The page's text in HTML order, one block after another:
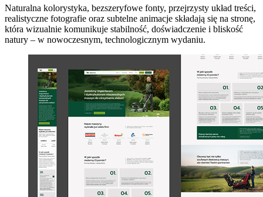
Naturalna kolorystyka, bezszeryfowe fonty, przejrzysty układ treści,
realistyczne fotografie oraz subtelne animacje składają się na stronę,
która wizualnie komunikuje stabilność, doświadczenie i bliskość
natury – w nowoczesnym, technologicznym wydaniu.